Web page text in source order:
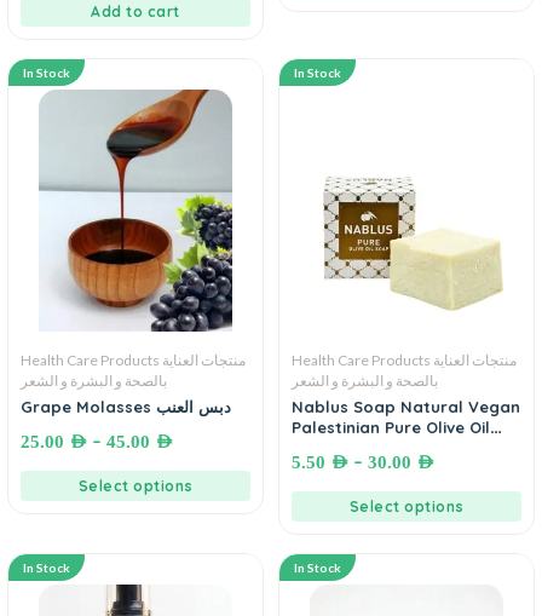
Add to cart
In Stock
Health Care Products منتجات العناية
بالصحة و البشرة و الشعر
Grape Molasses دبس العنب
25.00 AED – 45.00 AED
Select options
In Stock
Health Care Products منتجات العناية
بالصحة و البشرة و الشعر
Nablus Soap Natural Vegan
Palestinian Pure Olive Oil
صابون نابلسي
5.50 AED – 30.00 AED
Select options
In Stock In Stock